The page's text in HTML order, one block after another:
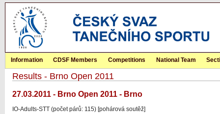
Information CDSF Members Competitions National Team
Results - Brno Open 2011
27.03.2011 - Brno Open 2011 - Brno
IO-Adults-STT (počet párů: 115) [pohárová soutěž]